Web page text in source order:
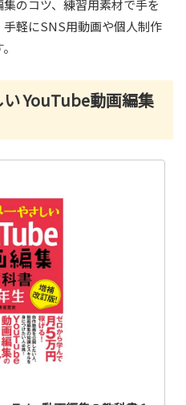
のコツ、練習用素材で手を
軽にSNS用動画や個人制作
YouTube動画編集